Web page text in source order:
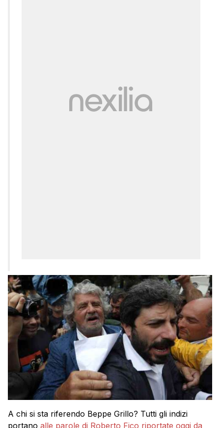
A chi si sta riferendo Beppe Grillo? Tutti gli indizi
portano alle parole di Roberto Fico riportate oggi da